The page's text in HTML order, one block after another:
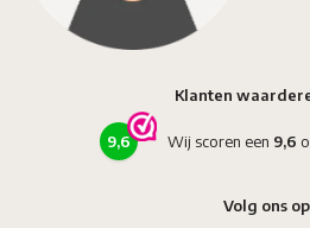
Klanten
9,6 Wij scoren een 9,6
Volg ons op